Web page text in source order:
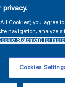
Seção de
privacy.
Cookies”, you agree
navigation, analyze
Statement for
Cookies